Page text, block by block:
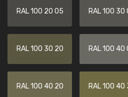
RAL 100 20 05 RAL 100 30
RAL 100 30 20 RAL 100 40
RAL 100 40 20 RAL 100 40